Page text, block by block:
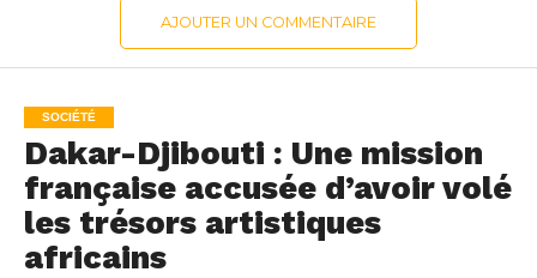
AJOUTER UN COMMENTAIRE
SOCIÉTÉ
Dakar-Djibouti : Une mission
française accusée d’avoir volé
les trésors artistiques
africains